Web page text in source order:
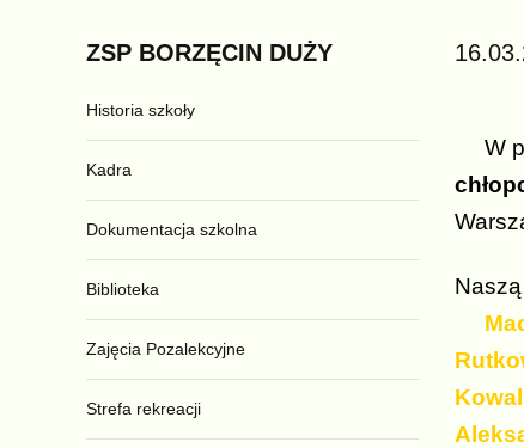
W
ZSP BORZĘCIN DUŻY
Historia szkoły
Kadra
Dokumentacja szkolna
Biblioteka
Zajęcia Pozalekcyjne
Strefa rekreacji